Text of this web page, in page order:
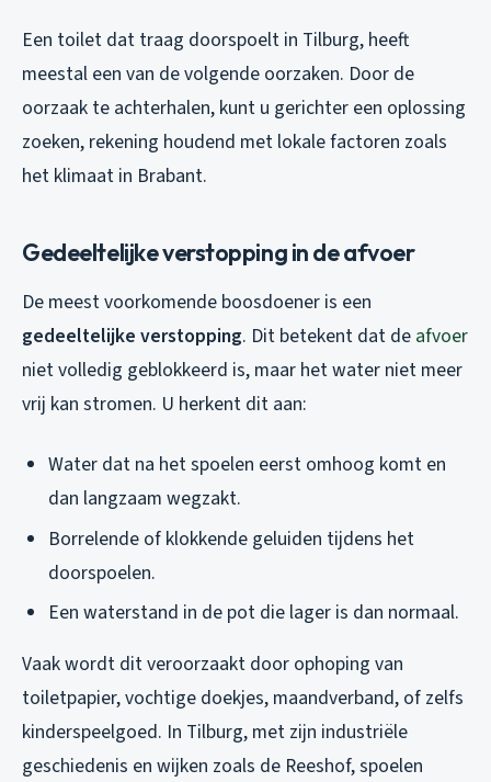
Een toilet dat traag doorspoelt in Tilburg, heeft
meestal een van de volgende oorzaken. Door de
oorzaak te achterhalen, kunt u gerichter een oplossing
zoeken, rekening houdend met lokale factoren zoals
het klimaat in Brabant.
Gedeeltelijke verstopping in de afvoer
De meest voorkomende boosdoener is een
gedeeltelijke verstopping. Dit betekent dat de afvoer
niet volledig geblokkeerd is, maar het water niet meer
vrij kan stromen. U herkent dit aan:
Water dat na het spoelen eerst omhoog komt en
dan langzaam wegzakt.
Borrelende of klokkende geluiden tijdens het
doorspoelen.
Een waterstand in de pot die lager is dan normaal.
Vaak wordt dit veroorzaakt door ophoping van
toiletpapier, vochtige doekjes, maandverband, of zelfs
kinderspeelgoed. In Tilburg, met zijn industriële
geschiedenis en wijken zoals de Reeshof, spoelen